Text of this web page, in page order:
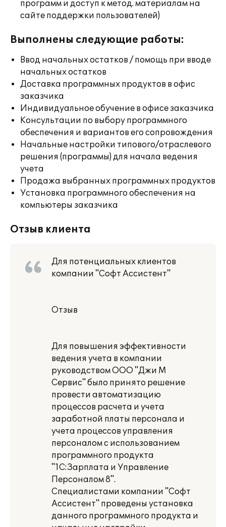
программ и доступ к метод. материалам на
сайте поддержки пользователей)
Выполнены следующие работы:
Ввод начальных остатков / помощь при вводе
начальных остатков
Доставка программных продуктов в офис
заказчика
Индивидуальное обучение в офисе заказчика
Консультации по выбору программного
обеспечения и вариантов его сопровождения
Начальные настройки типового/отраслевого
решения (программы) для начала ведения
учета
Продажа выбранных программных продуктов
Установка программного обеспечения на
компьютеры заказчика
Отзыв клиента
Для потенциальных клиентов
компании "Софт Ассистент"
Отзыв
Для повышения эффективности
ведения учета в компании
руководством ООО "Джи М
Сервис" было принято решение
провести автоматизацию
процессов расчета и учета
заработной платы персонала и
учета процессов управления
персоналом с использованием
программного продукта
"1С:Зарплата и Управление
Персоналом 8".
Специалистами компании "Софт
Ассистент" проведены установка
данного программного продукта и